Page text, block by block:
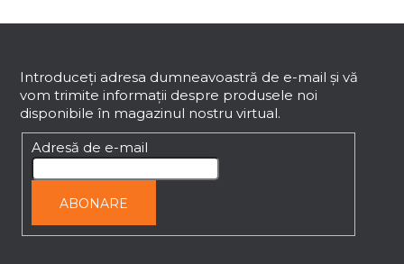
Introduceţi adresa dumneavoastră de e-mail şi vă
vom trimite informaţii despre produsele noi
disponibile în magazinul nostru virtual.
Adresă de e-mail
ABONARE